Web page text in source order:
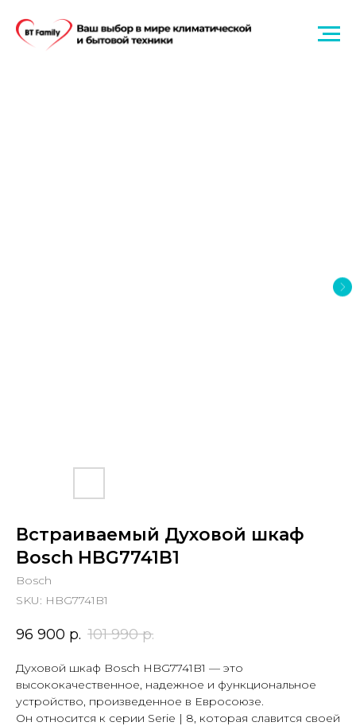
Встраиваемый Духовой шкаф
Bosch HBG7741B1
Bosch
SKU: HBG7741B1
96 900 р. 101 990 р.
Духовой шкаф Bosch HBG7741B1 — это
высококачественное, надежное и функциональное
устройство, произведенное в Евросоюзе.
Он относится к серии Serie | 8, которая славится своей